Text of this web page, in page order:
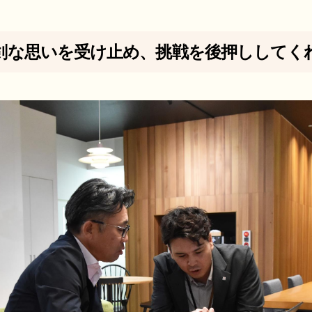
な思いを受け止め、挑戦を後押ししてく